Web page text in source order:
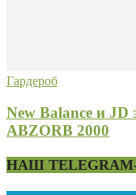
Гардероб
New Balance и JD
ABZORB 2000
НАШ